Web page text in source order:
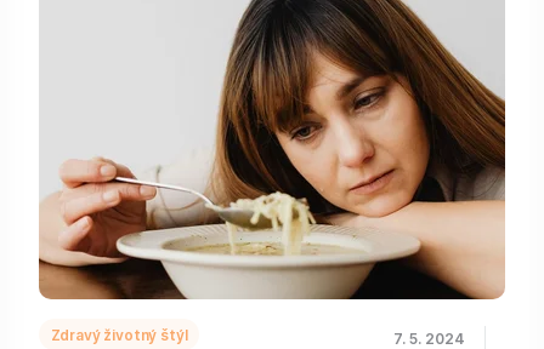
Zdravý životný štýl
7. 5. 2024